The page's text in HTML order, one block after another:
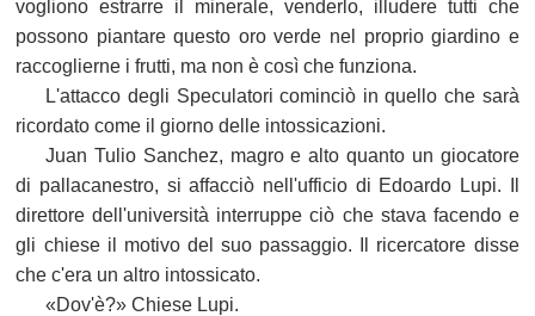
vogliono estrarre il minerale, venderlo, illudere tutti che
possono piantare questo oro verde nel proprio giardino e
raccoglierne i frutti, ma non è così che funziona.
L'attacco degli Speculatori cominciò in quello che sarà
ricordato come il giorno delle intossicazioni.
Juan Tulio Sanchez, magro e alto quanto un giocatore
di pallacanestro, si affacciò nell'ufficio di Edoardo Lupi. Il
direttore dell'università interruppe ciò che stava facendo e
gli chiese il motivo del suo passaggio. Il ricercatore disse
che c'era un altro intossicato.
«Dov'è?» Chiese Lupi.